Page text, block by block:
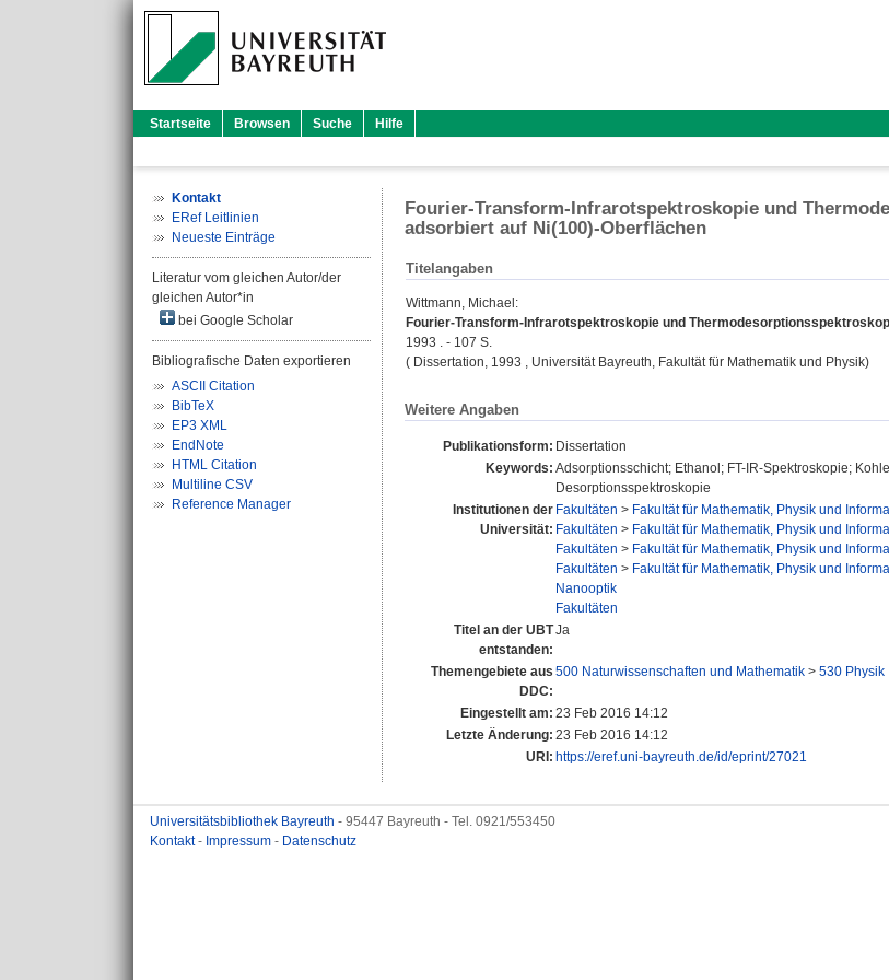
Startseite Browsen Suche Hilfe
Kontakt
ERef Leitlinien
Neueste Einträge
Literatur vom gleichen Autor/der
gleichen Autor*in
bei Google Scholar
Bibliografische Daten exportieren
ASCII Citation
BibTeX
EP3 XML
EndNote
HTML Citation
Multiline CSV
Reference Manager
Fourier-Transform-Infrarotspektroskopie und
adsorbiert auf Ni(100)-Oberflächen
Titelangaben
Wittmann, Michael :
Fourier-Transform-Infrarotspektroskopie und
1993 . - 107 S.
( Dissertation, 1993 , Universität Bayreuth, Fakultät für Mathematik und Physik)
Weitere Angaben
Publikationsform: Dissertation
Keywords: Adsorptionsschicht; Ethanol; FT-IR-Spektroskopie;
Desorptionsspektroskopie
Institutionen der
Universität:
Fakultäten > Fakultät für Mathematik, Physik und
Fakultäten > Fakultät für Mathematik, Physik und
Fakultäten > Fakultät für Mathematik, Physik und
Fakultäten > Fakultät für Mathematik, Physik und
Nanooptik
Fakultäten
Titel an der UBT
entstanden:
Ja
Themengebiete aus
DDC:
500 Naturwissenschaften und Mathematik > 530 Physik
Eingestellt am: 23 Feb 2016 14:12
Letzte Änderung: 23 Feb 2016 14:12
URI: https://eref.uni-bayreuth.de/id/eprint/27021
Universitätsbibliothek Bayreuth - 95447 Bayreuth - Tel. 0921/553450
Kontakt- Impressum - Datenschutz